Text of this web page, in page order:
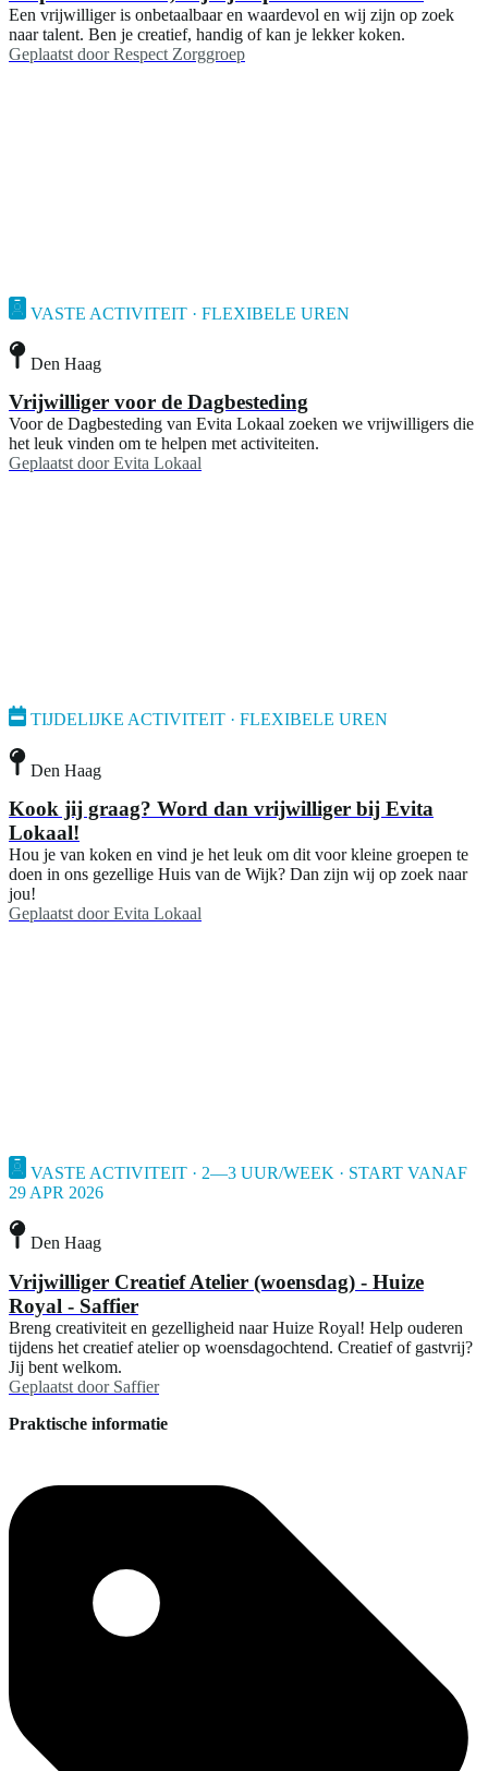
Een vrijwilliger is onbetaalbaar en waardevol en wij zijn op zoek
naar talent. Ben je creatief, handig of kan je lekker koken.
Geplaatst door Respect Zorggroep
VASTE ACTIVITEIT · FLEXIBELE UREN
Den Haag
Vrijwilliger voor de Dagbesteding
Voor de Dagbesteding van Evita Lokaal zoeken we vrijwilligers die
het leuk vinden om te helpen met activiteiten.
Geplaatst door Evita Lokaal
TIJDELIJKE ACTIVITEIT · FLEXIBELE UREN
Den Haag
Kook jij graag? Word dan vrijwilliger bij Evita
Lokaal!
Hou je van koken en vind je het leuk om dit voor kleine groepen te
doen in ons gezellige Huis van de Wijk? Dan zijn wij op zoek naar
jou!
Geplaatst door Evita Lokaal
VASTE ACTIVITEIT · 2—3 UUR/WEEK · START VANAF
29 APR 2026
Den Haag
Vrijwilliger Creatief Atelier (woensdag) - Huize
Royal - Saffier
Breng creativiteit en gezelligheid naar Huize Royal! Help ouderen
tijdens het creatief atelier op woensdagochtend. Creatief of gastvrij?
Jij bent welkom.
Geplaatst door Saffier
Praktische informatie